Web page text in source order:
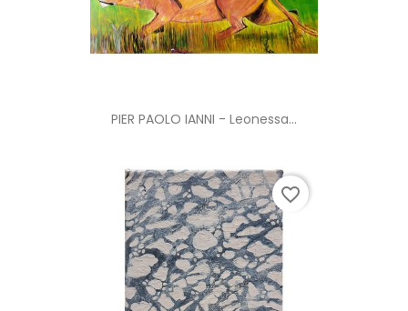
PIER PAOLO IANNI - Leonessa...
favorite_border